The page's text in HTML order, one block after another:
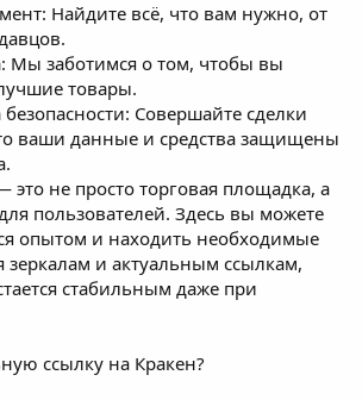
Найдите всё, что вам нужно, от
Мы заботимся о том, чтобы вы
товары.
Совершайте сделки
ваши данные и средства защищены
не просто торговая площадка, а
пользователей. Здесь вы можете
опытом и находить необходимые
зеркалам и актуальным ссылкам,
стабильным даже при
ссылку на Кракeн?